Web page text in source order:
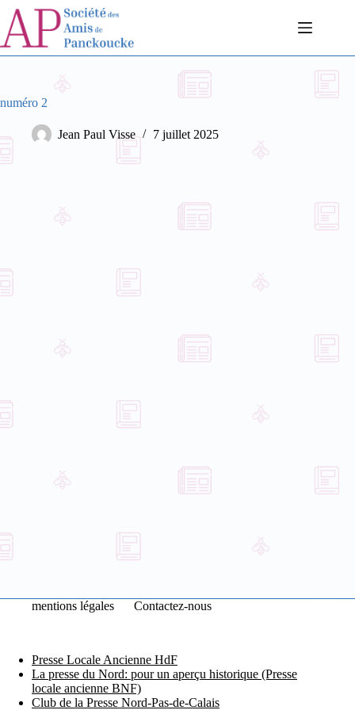
Passer
contenu
numéro 2
Jean Paul Visse 7 juillet 2025
mentions légales Contactez-nous
Presse Locale Ancienne HdF
La presse du Nord: pour un aperçu historique (Presse
locale ancienne BNF)
Club de la Presse Nord-Pas-de-Calais